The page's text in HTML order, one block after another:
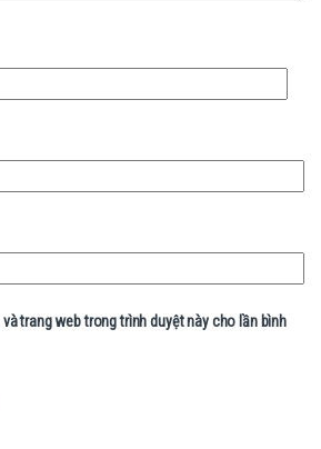
trang web trong trình duyệt này cho lần bình